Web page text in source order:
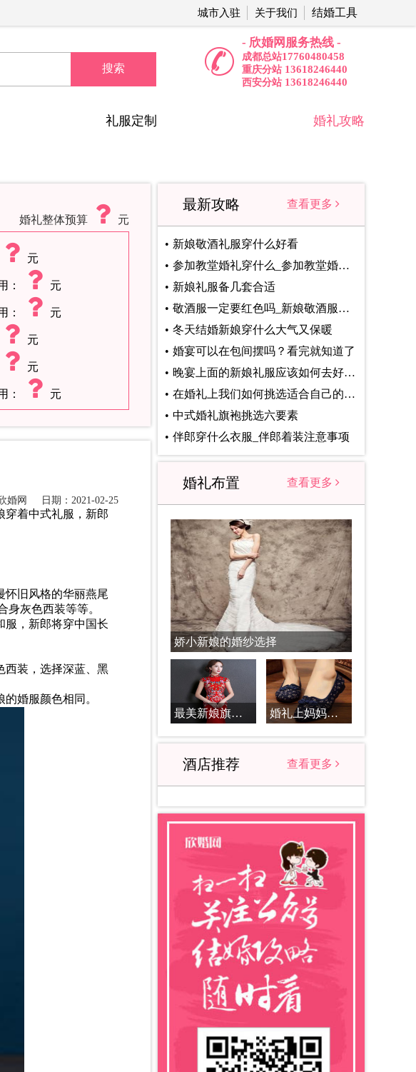
城市入驻 关于我们 结婚工具
搜索
- 欣婚网服务热线 -
成都总站17760480458
重庆分站 13618246440
西安分站 13618246440
礼服定制 婚礼攻略
婚礼整体预算 元
元
： 元
： 元
元
元
： 元
婚网 日期：2021-02-25
穿着中式礼服，新郎
怀旧风格的华丽燕尾
灰色西装等等。
服，新郎将穿中国长
西装，选择深蓝、黑
的婚服颜色相同。
最新攻略 查看更多
新娘敬酒礼服穿什么好看
参加教堂婚礼穿什么_参加教堂婚礼着装注意事项
新娘礼服备几套合适
敬酒服一定要红色吗_新娘敬酒服颜色选择
冬天结婚新娘穿什么大气又保暖
婚宴可以在包间摆吗？看完就知道了
晚宴上面的新娘礼服应该如何去好好的挑选
在婚礼上我们如何挑选适合自己的敬酒服
中式婚礼旗袍挑选六要素
伴郎穿什么衣服_伴郎着装注意事项
婚礼布置 查看更多
娇小新娘的婚纱选择
最美新娘旗袍搭配必知 婚礼上妈妈服装应该怎么搭配_婚礼妈妈服装搭配原则
酒店推荐 查看更多